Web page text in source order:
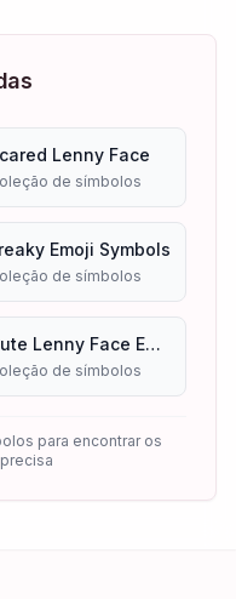
Lenny Face
de símbolos
Emoji Symbols
de símbolos
Cute Lenny Face Emoji Symbols Copy And Paste
de símbolos
para encontrar os